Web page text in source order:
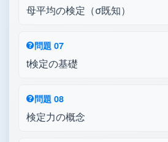
母平均の検定（σ既知）
問題 07
t検定の基礎
問題 08
検定力の概念